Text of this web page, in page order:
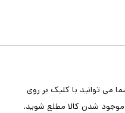
می توانید با کلیک بر روی
شدن کالا مطلع شوید.